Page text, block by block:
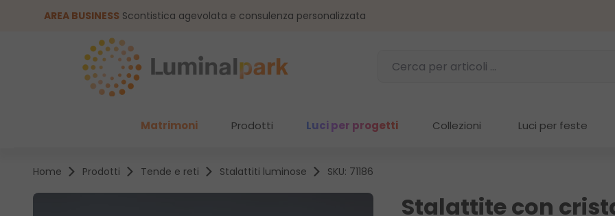
al contenuto principale
Salta alla ricerca
AREA BUSINESS Scontistica agevolata e consulenza personalizzata
Matrimoni Prodotti Luci per progetti Collezioni Luci per feste
Home Prodotti Tende e reti Stalattiti luminose SKU: 71186
Salta la galleria di immagini
Stalattite con